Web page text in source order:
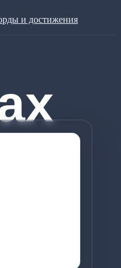
и достижения